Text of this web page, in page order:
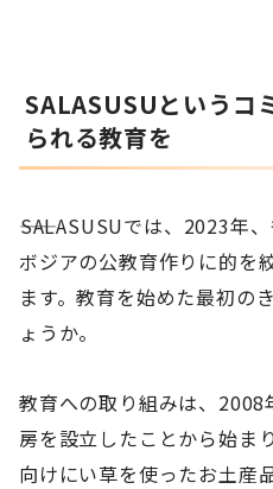
SALASUSUというコ
られる教育を
――SALASUSUでは、2023年
ボジアの公教育作りに的を
ます。教育を始めた最初の
ょうか。
教育への取り組みは、2008
房を設立したことから始ま
向けにい草を使ったお土産